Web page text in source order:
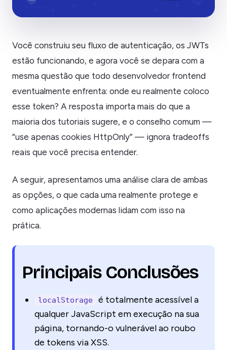
Você construiu seu fluxo de autenticação, os JWTs
estão funcionando, e agora você se depara com a
mesma questão que todo desenvolvedor frontend
eventualmente enfrenta: onde eu realmente coloco
esse token? A resposta importa mais do que a
maioria dos tutoriais sugere, e o conselho comum —
“use apenas cookies HttpOnly” — ignora tradeoffs
reais que você precisa entender.
A seguir, apresentamos uma análise clara de ambas
as opções, o que cada uma realmente protege e
como aplicações modernas lidam com isso na
prática.
Principais Conclusões
localStorage
é totalmente acessível a
qualquer JavaScript em execução na sua
página, tornando-o vulnerável ao roubo
de tokens via XSS.